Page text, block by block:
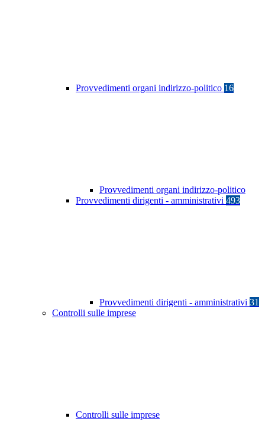
Provvedimenti organi indirizzo-politico 16
Provvedimenti organi indirizzo-politico
Provvedimenti dirigenti - amministrativi 493
Provvedimenti dirigenti - amministrativi 31
Controlli sulle imprese
Controlli sulle imprese